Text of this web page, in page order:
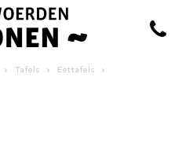
Tafels Eettafels